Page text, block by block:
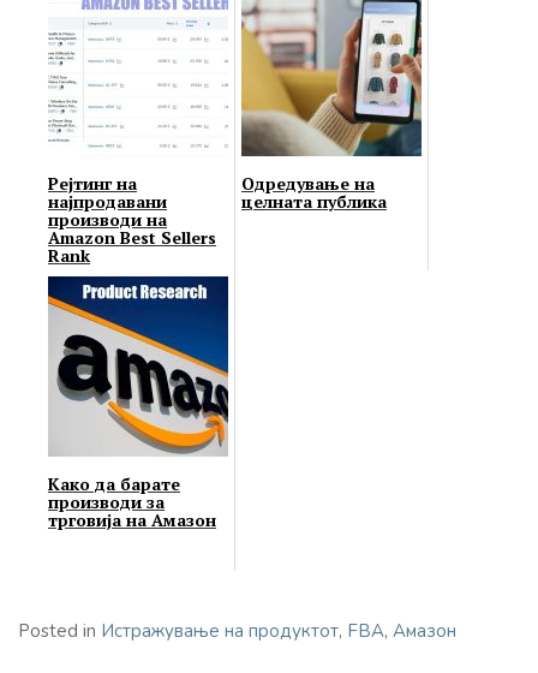
Рејтинг на
најпродавани
производи на
Amazon Best Sellers
Rank
Одредување на
целната публика
Како да барате
производи за
трговија на Амазон
Posted in Истражување на продуктот, FBA, Амазон